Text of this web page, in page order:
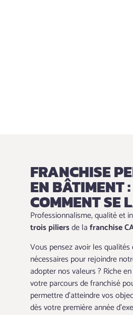
FRANCHISE
EN BÂTIMENT :
COMMENT SE
Professionnalisme, qualité et
trois piliersde lafranchise
Vous pensez avoir les
nécessaires pour rejoindre
adopter nos valeurs ? Riche
votre parcours de franchisé
permettre d’atteindre vos
dès votre première année